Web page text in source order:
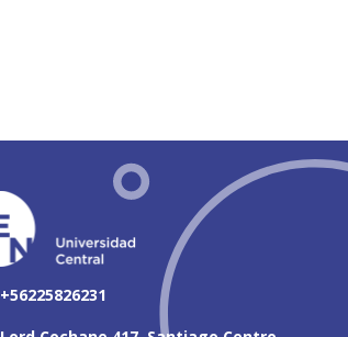
+56225826231